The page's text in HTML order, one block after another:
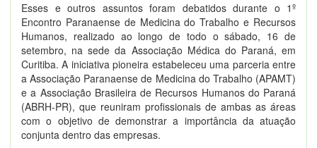
Esses e outros assuntos foram debatidos durante o 1º
Encontro Paranaense de Medicina do Trabalho e Recursos
Humanos, realizado ao longo de todo o sábado, 16 de
setembro, na sede da Associação Médica do Paraná, em
Curitiba. A iniciativa pioneira estabeleceu uma parceria entre
a Associação Paranaense de Medicina do Trabalho (APAMT)
e a Associação Brasileira de Recursos Humanos do Paraná
(ABRH-PR), que reuniram profissionais de ambas as áreas
com o objetivo de demonstrar a importância da atuação
conjunta dentro das empresas.